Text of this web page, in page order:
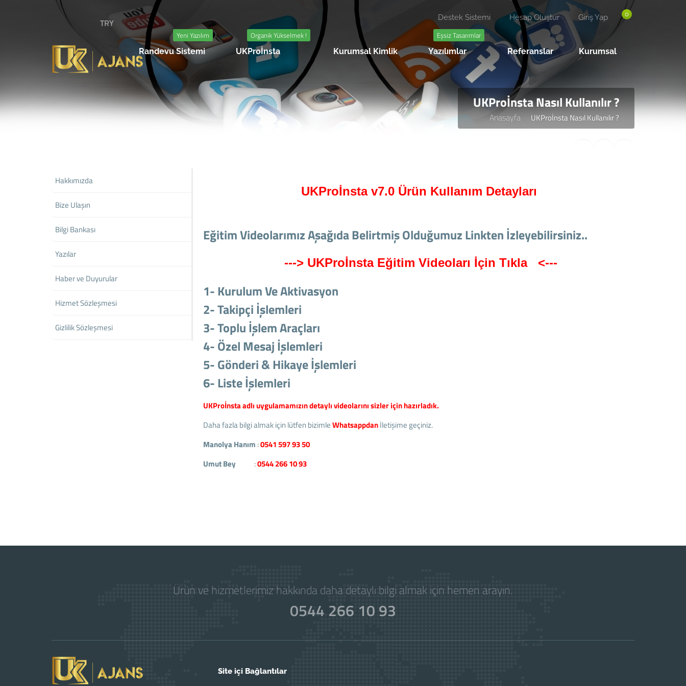
0
Giriş Yap
Hesap Oluştur
Destek Sistemi
TRY
Yeni Yazılım
Randevu Sistemi
Organik Yükselmek !
UKProİnsta Kurumsal Kimlik
Eşsiz Tasarımlar
Yazılımlar Referanslar Kurumsal
UKProİnsta Nasıl Kullanılır ?
Anasayfa UKProİnsta Nasıl Kullanılır ?
UKProİnsta v7.0 Ürün Kullanım Detayları
Eğitim Videolarımız Aşağıda Belirtmiş Olduğumuz Linkten İzleyebilirsiniz..
---> UKProİnsta Eğitim Videoları İçin Tıkla <---
1- Kurulum Ve Aktivasyon
2- Takipçi İşlemleri
3- Toplu İşlem Araçları
4- Özel Mesaj İşlemleri
5- Gönderi & Hikaye İşlemleri
6- Liste İşlemleri
UKProİnsta adlı uygulamamızın detaylı videolarını sizler için hazırladık.
Daha fazla bilgi almak için lütfen bizimleWhatsappdanİletişime geçiniz.
Manolya Hanım :0541 597 93 50
Umut Bey :0544 266 10 93
Hakkımızda
Bize Ulaşın
Bilgi Bankası
Yazılar
Haber ve Duyurular
Hizmet Sözleşmesi
Gizlilik Sözleşmesi
Ürün ve hizmetlerimiz hakkında daha detaylı bilgi almak için hemen arayın.
0544 266 10 93
Site içi Bağlantılar